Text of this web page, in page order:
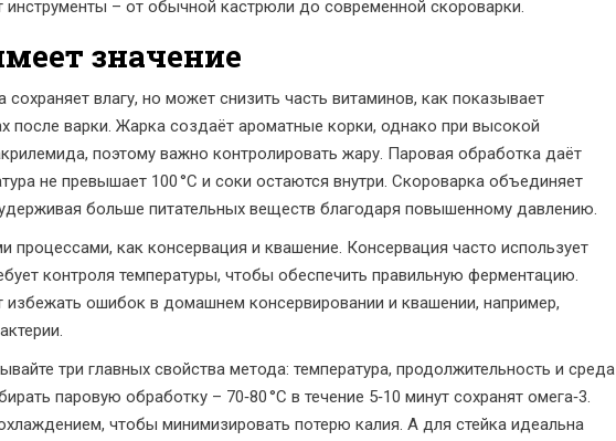
инструменты – от обычной кастрюли до современной скороварки.
значение
влагу, но может снизить часть витаминов, как показывает
после варки. Жарка создаёт ароматные корки, однако при высокой
поэтому важно контролировать жару. Паровая обработка даёт
не превышает 100 °C и соки остаются внутри. Скороварка объединяет
больше питательных веществ благодаря повышенному давлению.
процессами, как консервация и квашение. Консервация часто использует
контроля температуры, чтобы обеспечить правильную ферментацию.
избежать ошибок в домашнем консервировании и квашении, например,
три главных свойства метода: температура, продолжительность и среда
паровую обработку – 70‑80 °C в течение 5‑10 минут сохранят омега‑3.
чтобы минимизировать потерю калия. А для стейка идеальна